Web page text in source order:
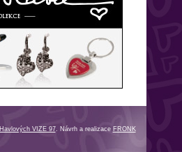
VIZE 97. Návrh a realizace FRONK